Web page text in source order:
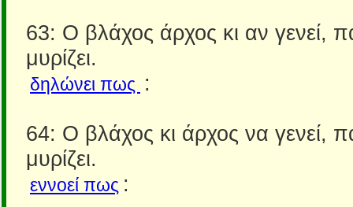
63: Ο βλάχος άρχος κι αν γενεί,
μυρίζει.
δηλώνει πως :
64: Ο βλάχος κι άρχος να γενεί,
μυρίζει.
εννοεί πως :